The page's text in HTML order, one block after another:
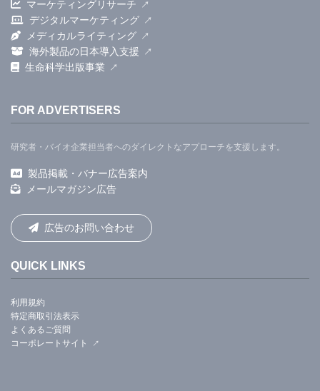
マーケティングリサーチ
デジタルマーケティング
メディカルライティング
海外製品の日本導入支援
生命科学出版事業
FOR ADVERTISERS
研究者・バイオ企業担当者へのダイレクトなアプローチを支援します。
製品掲載・バナー広告案内
メールマガジン広告
広告のお問い合わせ
QUICK LINKS
利用規約
特定商取引法表示
よくあるご質問
コーポレートサイト